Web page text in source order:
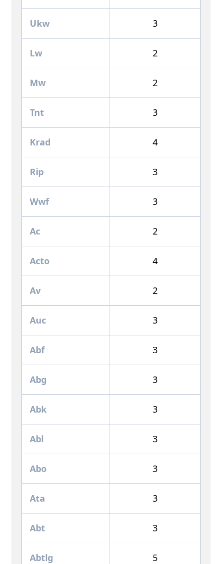
Ukw 3
Lw 2
Mw 2
Tnt 3
Krad 4
Rip 3
Wwf 3
Ac 2
Acto 4
Av 2
Auc 3
Abf 3
Abg 3
Abk 3
Abl 3
Abo 3
Ata 3
Abt 3
Abtlg 5